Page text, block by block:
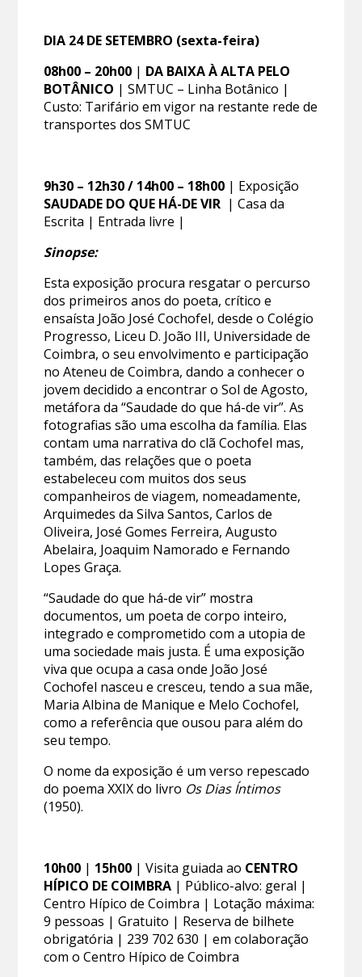
DIA 24 DE SETEMBRO (sexta-feira)
08h00 – 20h00 | DA BAIXA À ALTA PELO
BOTÂNICO | SMTUC – Linha Botânico |
Custo: Tarifário em vigor na restante rede de
transportes dos SMTUC
9h30 – 12h30 / 14h00 – 18h00 | Exposição
SAUDADE DO QUE HÁ-DE VIR | Casa da
Escrita | Entrada livre |
Sinopse:
Esta exposição procura resgatar o percurso
dos primeiros anos do poeta, crítico e
ensaísta João José Cochofel, desde o Colégio
Progresso, Liceu D. João III, Universidade de
Coimbra, o seu envolvimento e participação
no Ateneu de Coimbra, dando a conhecer o
jovem decidido a encontrar o Sol de Agosto,
metáfora da “Saudade do que há-de vir”. As
fotografias são uma escolha da família. Elas
contam uma narrativa do clã Cochofel mas,
também, das relações que o poeta
estabeleceu com muitos dos seus
companheiros de viagem, nomeadamente,
Arquimedes da Silva Santos, Carlos de
Oliveira, José Gomes Ferreira, Augusto
Abelaira, Joaquim Namorado e Fernando
Lopes Graça.
“Saudade do que há-de vir” mostra
documentos, um poeta de corpo inteiro,
integrado e comprometido com a utopia de
uma sociedade mais justa. É uma exposição
viva que ocupa a casa onde João José
Cochofel nasceu e cresceu, tendo a sua mãe,
Maria Albina de Manique e Melo Cochofel,
como a referência que ousou para além do
seu tempo.
O nome da exposição é um verso repescado
do poema XXIX do livro Os Dias Íntimos
(1950).
10h00 | 15h00 | Visita guiada ao CENTRO
HÍPICO DE COIMBRA | Público-alvo: geral |
Centro Hípico de Coimbra | Lotação máxima:
9 pessoas | Gratuito | Reserva de bilhete
obrigatória | 239 702 630 | em colaboração
com o Centro Hípico de Coimbra